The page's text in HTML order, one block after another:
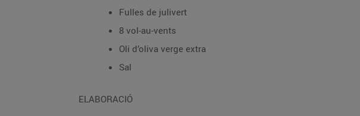
Fulles de julivert
8 vol-au-vents
Oli d’oliva verge extra
Sal
ELABORACIÓ